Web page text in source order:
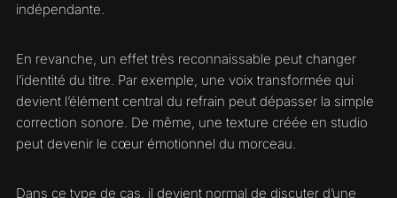
indépendante.
En revanche, un effet très reconnaissable peut changer
l’identité du titre. Par exemple, une voix transformée qui
devient l’élément central du refrain peut dépasser la simple
correction sonore. De même, une texture créée en studio
peut devenir le cœur émotionnel du morceau.
Dans ce type de cas, il devient normal de discuter d’une